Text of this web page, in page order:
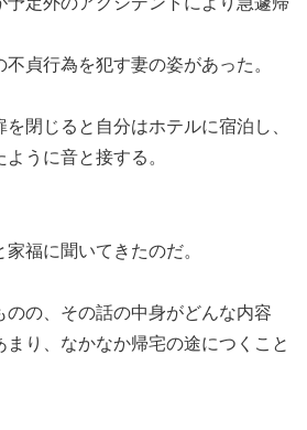
貞行為を犯す妻の姿があった。
閉じると自分はホテルに宿泊し、
うに音と接する。
家福に聞いてきたのだ。
のの、その話の中身がどんな内容
まり、なかなか帰宅の途につくこと